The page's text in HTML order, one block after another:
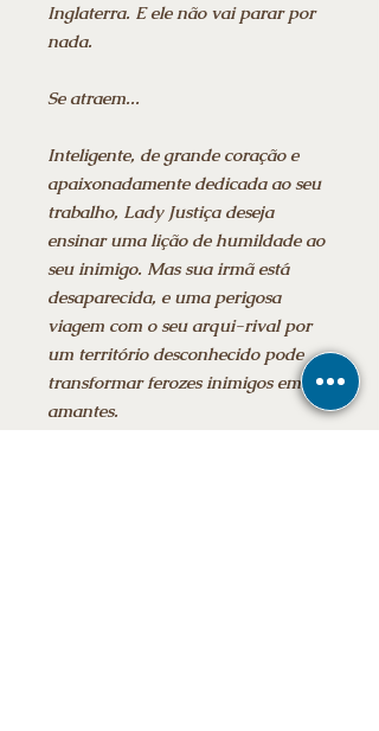
Inglaterra. E ele não vai parar por
nada.
Se atraem...
Inteligente, de grande coração e
apaixonadamente dedicada ao seu
trabalho, Lady Justiça deseja
ensinar uma lição de humildade ao
seu inimigo. Mas sua irmã está
desaparecida, e uma perigosa
viagem com o seu arqui-rival por
um território desconhecido pode
transformar ferozes inimigos em
amantes.